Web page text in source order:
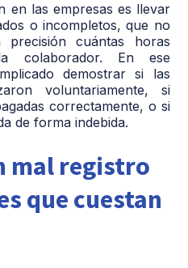
en las empresas es llevar
o incompletos, que no
precisión cuántas horas
colaborador. En ese
demostrar si las
voluntariamente, si
correctamente, o si
de forma indebida.
mal registro
que cuestan